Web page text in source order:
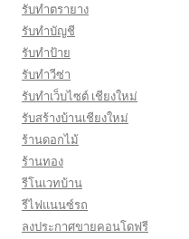
รับทำตรายาง
รับทำบัญชี
รับทำป้าย
รับทำวีซ่า
รับทำเว็บไซต์ เชียงใหม่
รับสร้างบ้านเชียงใหม่
ร้านดอกไม้
ร้านทอง
รีโนเวทบ้าน
รีไฟแนนซ์รถ
ลงประกาศขายคอนโดฟรี